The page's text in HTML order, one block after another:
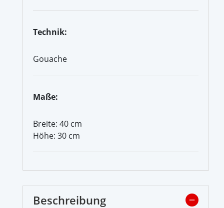
Technik:
Gouache
Maße:
Breite: 40 cm
Höhe: 30 cm
Beschreibung